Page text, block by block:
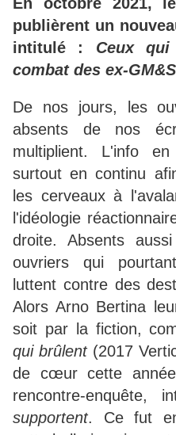
publièrent un
intitulé : Ceux
combat des ex-GM&S
De nos jours, les
absents de nos
multiplient. L'info
surtout en continu
les cerveaux à
l'idéologie
droite. Absents
ouvriers qui
luttent contre des
Alors Arno Bertina
soit par la fiction,
qui brûlent(2017
de cœur cette
rencontre-enquête,
supportent. Ce fut